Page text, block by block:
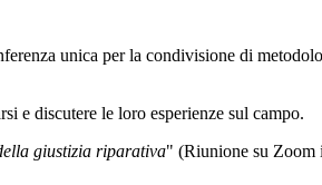
unica per la condivisione di
e discutere le loro esperienze sul campo.
giustizia riparativa" (Riunione su Zoom